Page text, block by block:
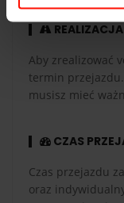
REALIZACJA
Aby zrealizować
termin
musisz mieć
CZAS
Czas przejazdu
oraz